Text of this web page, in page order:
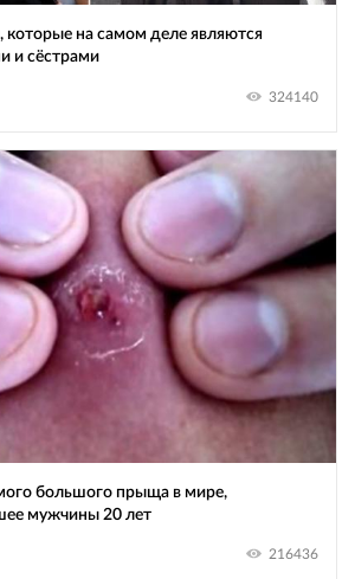
которые на самом деле являются
и сёстрами
324140
большого прыща в мире,
мужчины 20 лет
216436